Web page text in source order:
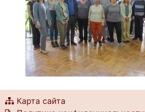
Карта сайта